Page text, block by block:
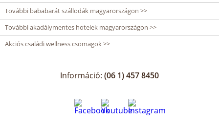
További bababarát szállodák magyarországon >>
További akadálymentes hotelek magyarországon >>
Akciós családi wellness csomagok >>
Információ: (06 1) 457 8450